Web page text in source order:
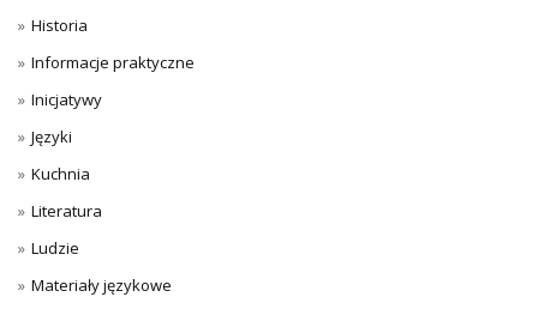
Historia
Informacje praktyczne
Inicjatywy
Języki
Kuchnia
Literatura
Ludzie
Materiały językowe